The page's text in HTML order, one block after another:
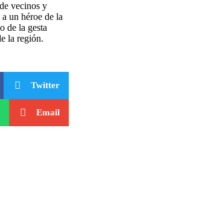
vecinos y
un héroe de la
de la gesta
la región.
Twitter
Email